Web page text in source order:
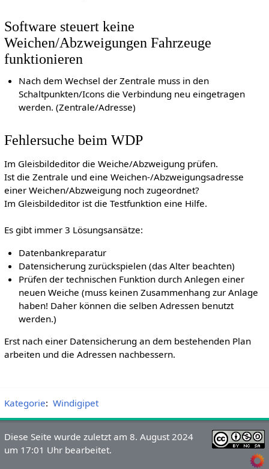
Software steuert keine
Weichen/Abzweigungen Fahrzeuge
funktionieren
Nach dem Wechsel der Zentrale muss in den
Schaltpunkten/Icons die Verbindung neu eingetragen
werden. (Zentrale/Adresse)
Fehlersuche beim WDP
Im Gleisbildeditor die Weiche/Abzweigung prüfen.
Ist die Zentrale und eine Weichen-/Abzweigungsadresse
einer Weichen/Abzweigung noch zugeordnet?
Im Gleisbildeditor ist die Testfunktion eine Hilfe.
Es gibt immer 3 Lösungsansätze:
Datenbankreparatur
Datensicherung zurückspielen (das Alter beachten)
Prüfen der technischen Funktion durch Anlegen einer
neuen Weiche (muss keinen Zusammenhang zur Anlage
haben! Daher können die selben Adressen benutzt
werden.)
Erst nach einer Datensicherung an dem bestehenden Plan
arbeiten und die Adressen nachbessern.
Kategorie: Windigipet
Diese Seite wurde zuletzt am 8. August 2024
um 17:01 Uhr bearbeitet.